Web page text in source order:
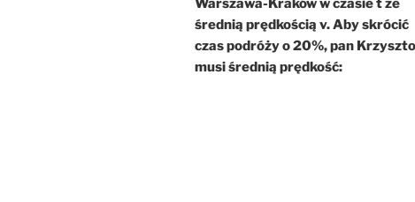
Warszawa-Kraków w czasie t ze
średnią prędkością v. Aby skrócić
czas podróży o 20%, pan
musi średnią prędkość: